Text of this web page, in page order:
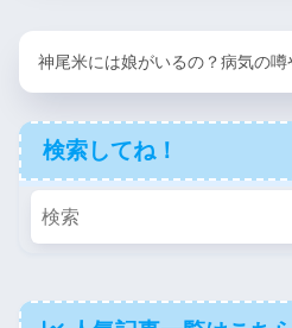
神尾米には娘がいるの？病気の噂
検索してね！